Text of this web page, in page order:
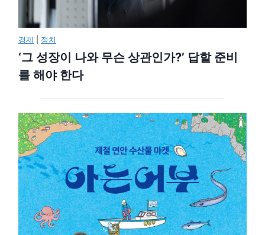
경제 정치
‘그 성장이 나와 무슨 상관인가?’ 답할 준비
를 해야 한다